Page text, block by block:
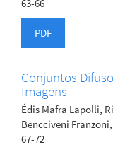
63-66
PDF
Conjuntos
Imagens
Édis Mafra Lapolli,
Bencciveni
67-72